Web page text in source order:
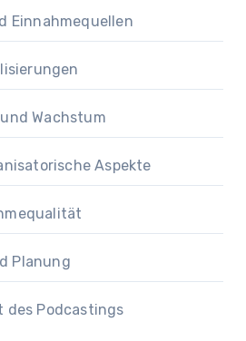
Einnahmequellen
Wachstum
Aspekte
Planung
des Podcastings